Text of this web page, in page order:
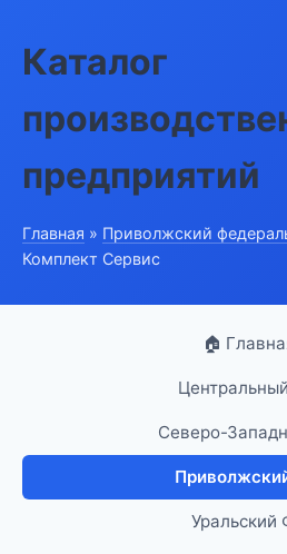
Каталог
предприятий
Главная » Приволжский
Комплект Сервис
🏠
Северо-
Уральский